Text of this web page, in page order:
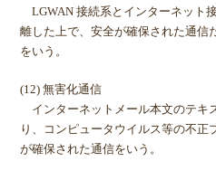
LGWAN 接続系とインターネット
離した上で、安全が確保された通信
をいう。
(12) 無害化通信
インターネットメール本文のテキ
り、コンピュータウイルス等の不正
が確保された通信をいう。